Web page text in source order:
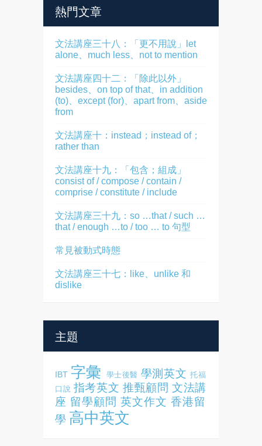
熱門文章
文法講座三十八：「更不用說」let
alone、much less、not to mention
文法講座四十二：「除此以外」
besides、on top of that、in addition
(to)、except (for)、apart from、aside
from
文法講座十：instead；instead of；
rather than
文法講座十九：「包含；組成」
consist of / compose / contain /
comprise / constitute / include
文法講座三十九：so …that / such …
that / enough …to / too … to 句型
常見被動式時態
文法講座三十七：like、unlike 和
dislike
主題
IBT 字彙 學士後醫 學測英文 托福
口說 指考英文 推甄顧問 文法講
座 留學顧問 英文作文 香港留
學 高中英文